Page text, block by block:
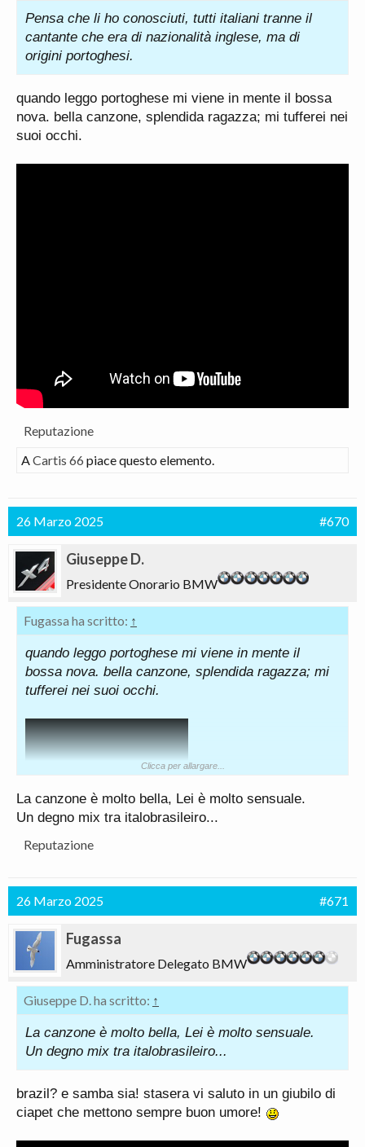
Pensa che li ho conosciuti, tutti italiani tranne il
cantante che era di nazionalità inglese, ma di
origini portoghesi.
quando leggo portoghese mi viene in mente il bossa
nova. bella canzone, splendida ragazza; mi tufferei nei
suoi occhi.
Reputazione
ACartis 66 piace questo elemento.
26 Marzo 2025 #670
Giuseppe D.
Presidente Onorario BMW
Fugassa ha scritto: ↑
quando leggo portoghese mi viene in mente il
bossa nova. bella canzone, splendida ragazza; mi
tufferei nei suoi occhi.
Clicca per allargare...
La canzone è molto bella, Lei è molto sensuale.
Un degno mix tra italobrasileiro...
Reputazione
26 Marzo 2025 #671
Fugassa
Amministratore Delegato BMW
Giuseppe D. ha scritto: ↑
La canzone è molto bella, Lei è molto sensuale.
Un degno mix tra italobrasileiro...
brazil? e samba sia! stasera vi saluto in un giubilo di
ciapet che mettono sempre buon umore!